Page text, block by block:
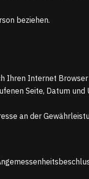
beziehen.
Ihren Internet
Seite, Datum und
an der